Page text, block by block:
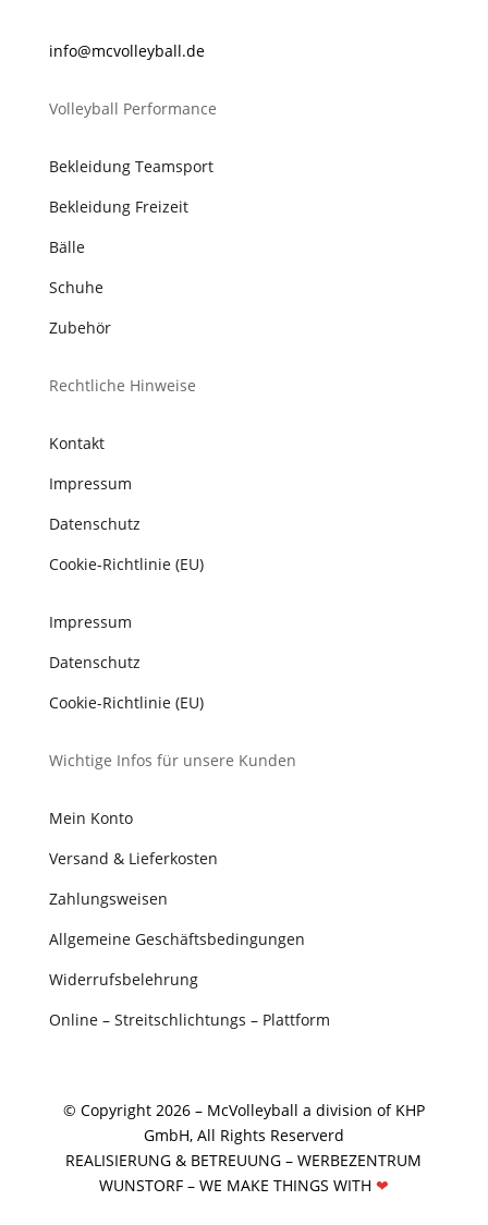
ed.ll
abyel
lovcm
@ofni
Volleyball Performance
Bekleidung Teamsport
Bekleidung Freizeit
Bälle
Schuhe
Zubehör
Rechtliche Hinweise
Kontakt
Impressum
Datenschutz
Cookie-Richtlinie (EU)
Impressum
Datenschutz
Cookie-Richtlinie (EU)
Wichtige Infos für unsere Kunden
Mein Konto
Versand & Lieferkosten
Zahlungsweisen
Allgemeine Geschäftsbedingungen
Widerrufsbelehrung
Online – Streitschlichtungs – Plattform
© Copyright 2026 – McVolleyball a division of KHP
GmbH, All Rights Reserverd
REALISIERUNG & BETREUUNG –WERBEZENTRUM
WUNSTORF– WE MAKE THINGS WITH ❤